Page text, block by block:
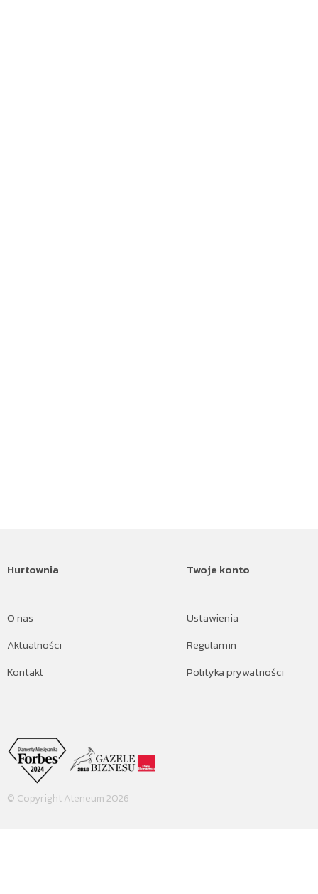
Hurtownia
O nas
Aktualności
Kontakt
Twoje konto
Ustawienia
Regulamin
Polityka prywatności
© Copyright Ateneum 2026